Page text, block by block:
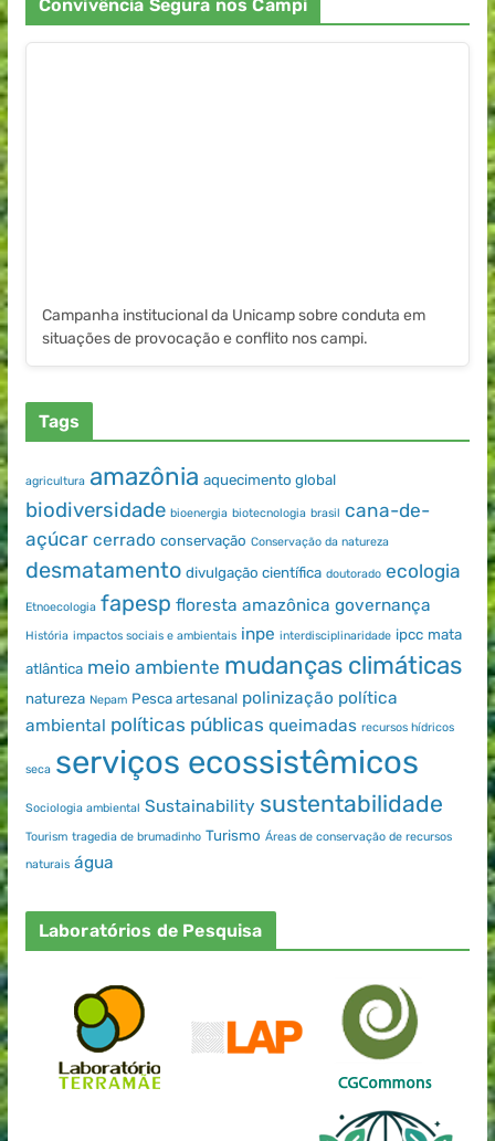
Convivência Segura nos Campi
Campanha institucional da Unicamp sobre conduta em
situações de provocação e conflito nos campi.
Tags
agricultura amazônia aquecimento global
biodiversidade bioenergia biotecnologia brasil cana-de-
açúcar cerrado conservação Conservação da natureza
desmatamento divulgação científica doutorado ecologia
Etnoecologia fapesp floresta amazônica governança
História impactos sociais e ambientais inpe interdisciplinaridade ipcc mata
atlântica meio ambiente mudanças climáticas
natureza Nepam Pesca artesanal polinização política
ambiental políticas públicas queimadas recursos hídricos
seca serviços ecossistêmicos
Sociologia ambiental Sustainability sustentabilidade
Tourism tragedia de brumadinho Turismo Áreas de conservação de recursos
naturais água
Laboratórios de Pesquisa